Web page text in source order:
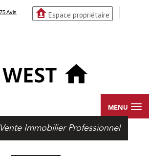
Espace propriétaire
MENU
Vente Immobilier Professionnel